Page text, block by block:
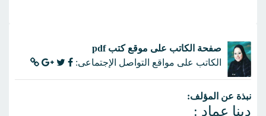
صفحة الكاتب على موقع كتب pdf
الكاتب على مواقع التواصل الإجتماعى:
نبذة عن المؤلف:
دينا عماد :